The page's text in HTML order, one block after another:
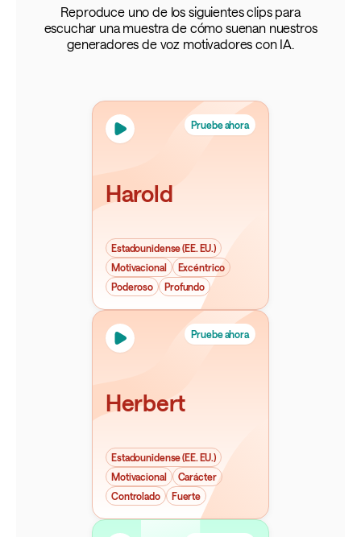
Reproduce uno de los siguientes clips para
escuchar una muestra de cómo suenan nuestros
generadores de voz motivadores con IA.
Pruebe ahora
Harold
Estadounidense (EE. EU.)
Motivacional
Excéntrico
Poderoso
Profundo
Pruebe ahora
Herbert
Estadounidense (EE. EU.)
Motivacional
Carácter
Controlado
Fuerte